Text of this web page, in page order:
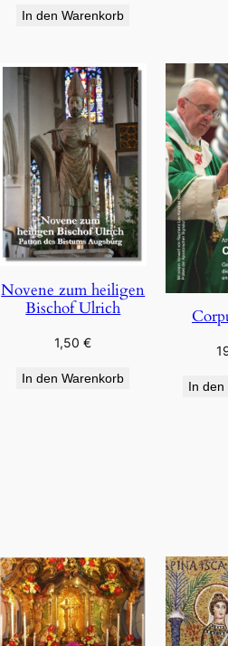
In den Warenkorb
Novene zum heiligen
Bischof Ulrich
1,50€
In den Warenkorb
In den